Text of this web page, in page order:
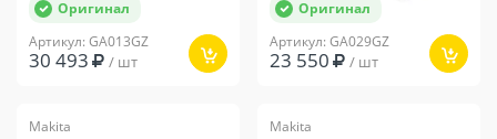
Оригинал
Артикул: GA013GZ
30 493 / шт
Оригинал
Артикул: GA029GZ
23 550 / шт
Makita
Makita